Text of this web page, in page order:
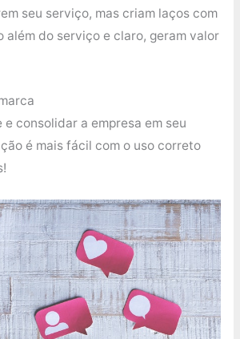
seu serviço, mas criam laços com
além do serviço e claro, geram valor
consolidar a empresa em seu
é mais fácil com o uso correto